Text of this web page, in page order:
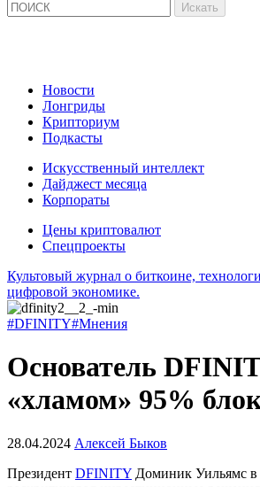
Новости
Лонгриды
Крипториум
Подкасты
Искусственный интеллект
Дайджест месяца
Корпораты
Цены криптовалют
Спецпроекты
Культовый журнал о биткоине,
цифровой экономике.
#DFINITY#Мнения
Основатель
«хламом» 95%
28.04.2024 Алексей Быков
Президент DFINITY Доминик Уильямс